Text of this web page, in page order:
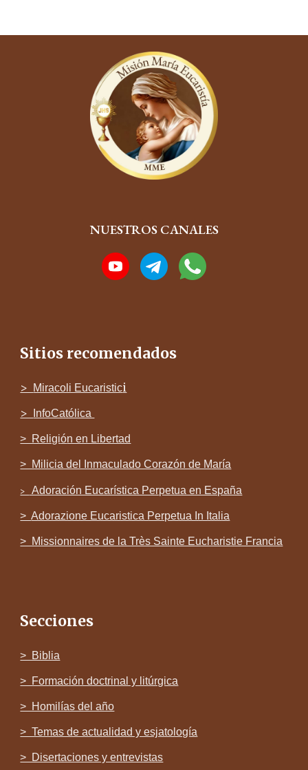
NUESTROS CANALES
Sitios recomendados
> Miracoli Eucaristici
>
InfoCatólica
> Religión en Libertad
> Milicia del Inmaculado Corazón de María
> Adoración Eucarística Perpetua en España
>Adorazione Eucaristica Perpetua In Italia
> Missionnaires de la Très Sainte Eucharistie Francia
Secciones
> Biblia
> Formación doctrinal y litúrgica
> Homilías del año
> Temas de actualidad y esjatología
> Disertaciones y entrevistas